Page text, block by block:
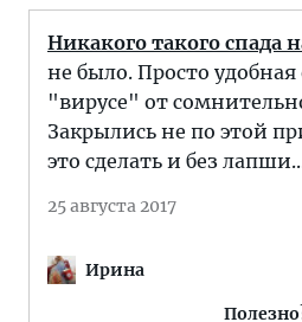
Никакого такого спада
не было. Просто удобная
"вирусе" от
Закрылись не по этой
это сделать и без
25 августа 2017
Ирина